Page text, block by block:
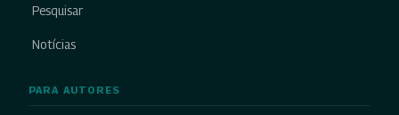
Pesquisar
Notícias
PARA AUTORES